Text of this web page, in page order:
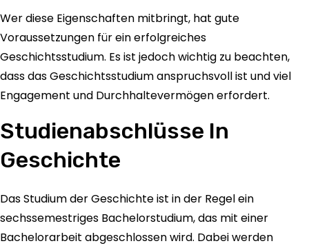
Wer diese Eigenschaften mitbringt, hat gute
Voraussetzungen für ein erfolgreiches
Geschichtsstudium. Es ist jedoch wichtig zu beachten,
dass das Geschichtsstudium anspruchsvoll ist und viel
Engagement und Durchhaltevermögen erfordert.
Studienabschlüsse In
Geschichte
Das Studium der Geschichte ist in der Regel ein
sechssemestriges Bachelorstudium, das mit einer
Bachelorarbeit abgeschlossen wird. Dabei werden